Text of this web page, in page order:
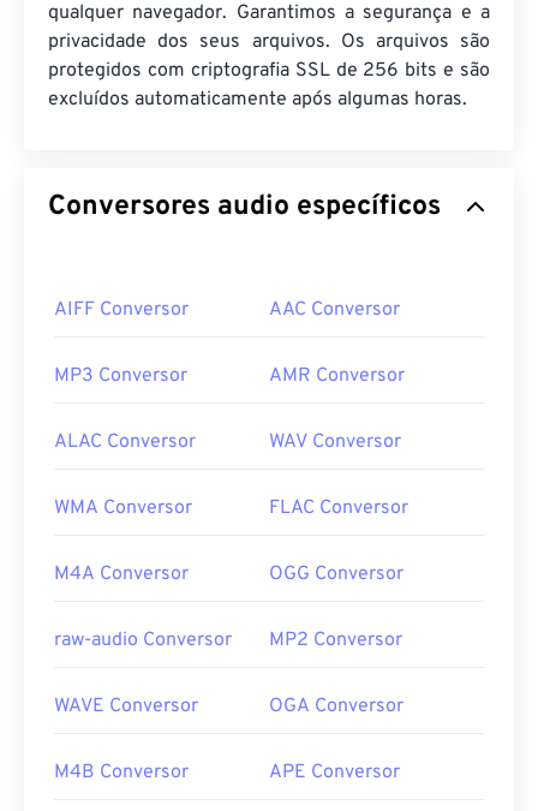
qualquer navegador. Garantimos a segurança e a
privacidade dos seus arquivos. Os arquivos são
protegidos com criptografia SSL de 256 bits e são
excluídos automaticamente após algumas horas.
Conversores audio específicos
AIFF Conversor AAC Conversor
MP3 Conversor AMR Conversor
ALAC Conversor WAV Conversor
WMA Conversor FLAC Conversor
M4A Conversor OGG Conversor
raw-audio Conversor MP2 Conversor
WAVE Conversor OGA Conversor
M4B Conversor APE Conversor